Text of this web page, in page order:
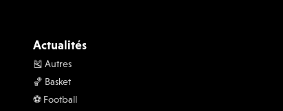
Actualités
🎽 Autres
🏀 Basket